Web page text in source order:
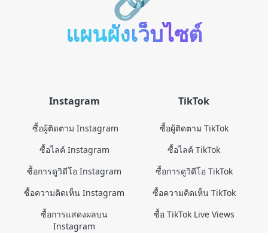
แผนผังเว็บไซต์
Instagram
ซื้อผู้ติดตาม Instagram
ซื้อไลค์ Instagram
ซื้อการดูวิดีโอ Instagram
ซื้อความคิดเห็น Instagram
ซื้อการแสดงผลบน
Instagram
TikTok
ซื้อผู้ติดตาม TikTok
ซื้อไลค์ TikTok
ซื้อการดูวิดีโอ TikTok
ซื้อความคิดเห็น TikTok
ซื้อ TikTok Live Views